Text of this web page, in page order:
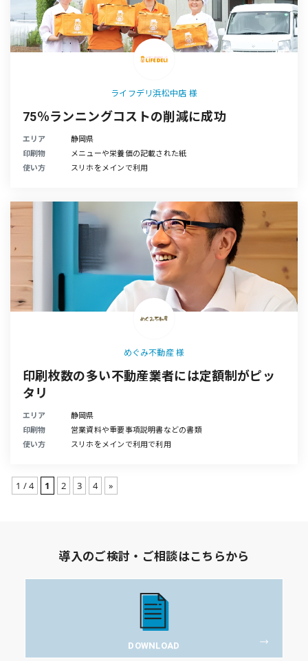
ライフデリ浜松中店 様
75％ランニングコストの削減に成功
エリア
静岡県
印刷物
メニューや栄養価の記載された紙
使い方
スリホをメインで利用
めぐみ不動産 様
印刷枚数の多い不動産業者には定額制がピッ
タリ
エリア
静岡県
印刷物
営業資料や重要事項説明書などの書類
使い方
スリホをメインで利用で利用
1 / 4 1 2 3 4 »
導入のご検討・ご相談はこちらから
DOWNLOAD